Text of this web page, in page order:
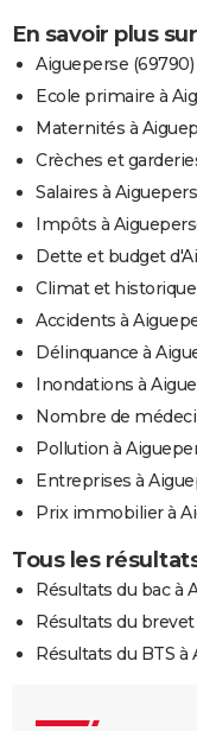
En savoir plus
Aigueperse (69790)
Ecole primaire à
Maternités à
Crèches et
Salaires à
Impôts à
Dette et budget
Climat et
Accidents à
Délinquance à
Inondations à
Nombre de
Pollution à
Entreprises à
Prix immobilier à
Tous les
Résultats du bac à
Résultats du
Résultats du BTS à